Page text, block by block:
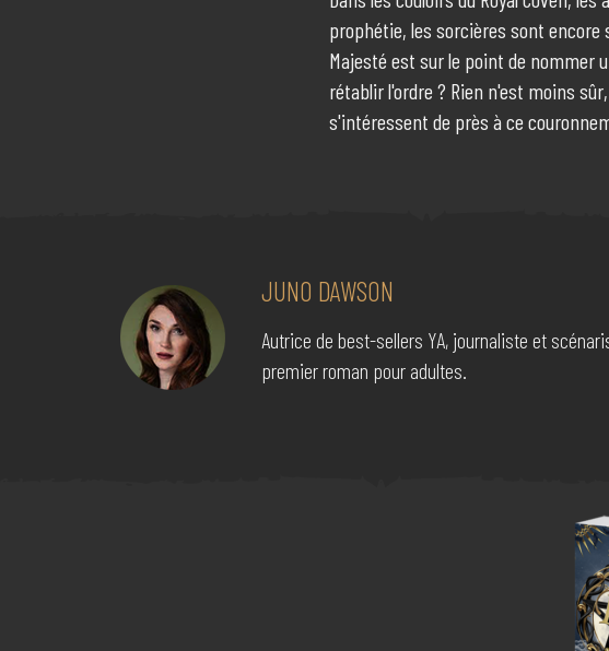
prophétie, les sorcières sont encore
Majesté est sur le point de nommer
rétablir l'ordre ? Rien n'est moins
s'intéressent de près à ce
JUNO DAWSON
Autrice de best-sellers YA, journaliste et
premier roman pour adultes.